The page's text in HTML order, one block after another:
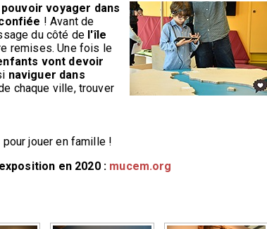
voyager dans
! Avant de
du côté de l'île
remises. Une fois le
vont devoir
naviguer dans
chaque ville, trouver
jouer en famille !
en 2020 : mucem.org